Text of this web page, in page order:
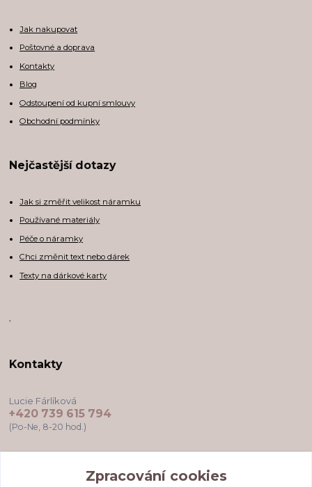
Zpracování cookies
Jak nakupovat
Poštovné a doprava
Kontakty
Blog
Odstoupení od kupní smlouvy
Obchodní podmínky
Nejčastější dotazy
Jak si změřit velikost náramku
Používané materiály
Péče o náramky
Chci změnit text nebo dárek
Texty na dárkové karty
,
Kontakty
Lucie Fárlíková
+420 739 615 794
(Po-Ne, 8-20 hod.)
Zpracování cookies